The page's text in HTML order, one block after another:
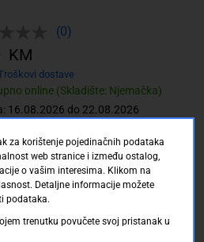
(0)
online (Skladište: Njemačka)
16.08.2026 do 22.08.2026
KM
dostave
Absima
(0)
online (Skladište: Njemačka)
KM
za korištenje pojedinačnih podataka
web stranice i između ostalog,
o vašim interesima. Klikom na
Detaljne informacije možete
podataka.
trenutku povučete svoj pristanak u